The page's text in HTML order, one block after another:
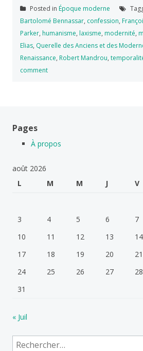
Posted in Époque moderne
Bartolomé Bennassar, confession,
Parker, humanisme, laxisme, modernité,
Elias, Querelle des Anciens et des
Renaissance, Robert Mandrou,
comment
Pages
À propos
août 2026
L
M M J V
3
4 5 6 7
10
11 12 13 14
17
18 19 20 21
24
25 26 27 28
31
« Juil
Rechercher :